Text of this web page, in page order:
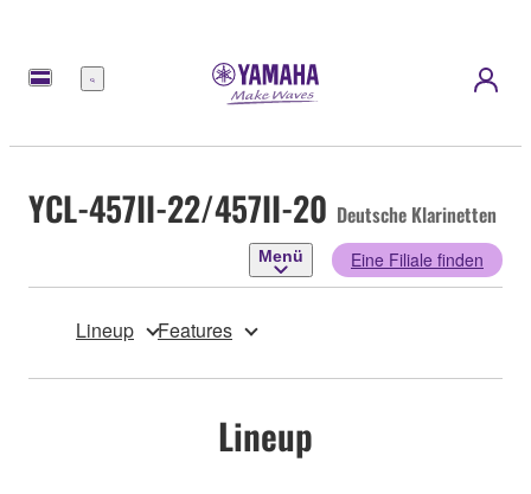
Menü
YCL-457II-22/457II-20 Deutsche Klarinetten
Menü Eine Filiale finden
Lineup Features
Lineup